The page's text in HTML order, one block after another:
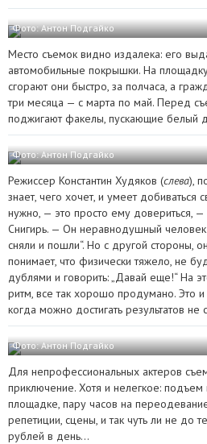
Фото: Антон Подгайко
Место съемок видно издалека: его
автомобильные покрышки. На
сгорают они быстро, за полчаса, а
три месяца — с марта по май. Перед
поджигают факелы, пускающие белый
Фото: Антон Подгайко
Режиссер Константин Худяков (слева),
знает, чего хочет, и умеет добиваться
нужно, — это просто ему довериться, —
Снигирь. — Он неравнодушный человек
сняли и пошли“. Но с другой стороны,
понимает, что физически тяжело, не
дублями и говорить: „Давай еще!“ На
ритм, все так хорошо продумано. Это
когда можно достигать результатов
Фото: Антон Подгайко
Для непрофессиональных актеров
приключение. Хотя и нелегкое:
площадке, пару часов на
репетиции, сцены, и так чуть ли не до
рублей в день…